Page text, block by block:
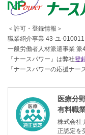
＜許可・登録情報＞
職業紹介事業 43-ユ-010011
一般労働者人材派遣事業 派
『ナースパワー』は弊社登
『ナースパワーの応援ナー
医療分
有料職
株式会社
正認定を